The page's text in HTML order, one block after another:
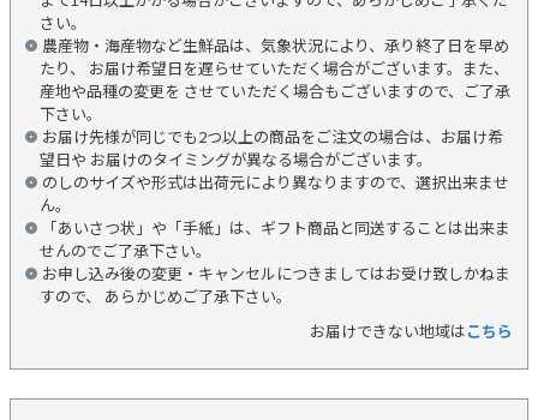
さい。
農産物・海産物など生鮮品は、気象状況により、承り終了日を早め
たり、 お届け希望日を遅らせていただく場合がございます。また、
産地や品種の変更を させていただく場合もございますので、ご了承
下さい。
お届け先様が同じでも2つ以上の商品をご注文の場合は、お届け希
望日や お届けのタイミングが異なる場合がございます。
のしのサイズや形式は出荷元により異なりますので、選択出来ませ
ん。
「あいさつ状」や「手紙」は、ギフト商品と同送することは出来ま
せんのでご了承下さい。
お申し込み後の変更・キャンセルにつきましてはお受け致しかねま
すので、 あらかじめご了承下さい。
お届けできない地域はこちら